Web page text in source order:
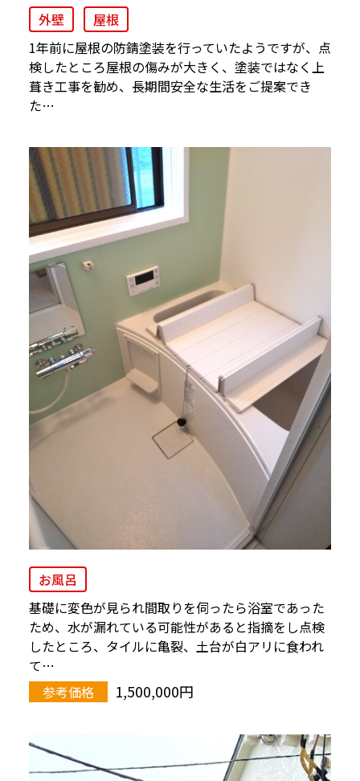
外壁
屋根
1年前に屋根の防錆塗装を行っていたようですが、点
検したところ屋根の傷みが大きく、塗装ではなく上
葺き工事を勧め、長期間安全な生活をご提案でき
た…
お風呂
基礎に変色が見られ間取りを伺ったら浴室であった
ため、水が漏れている可能性があると指摘をし点検
したところ、タイルに亀裂、土台が白アリに食われ
て…
参考価格
1,500,000円